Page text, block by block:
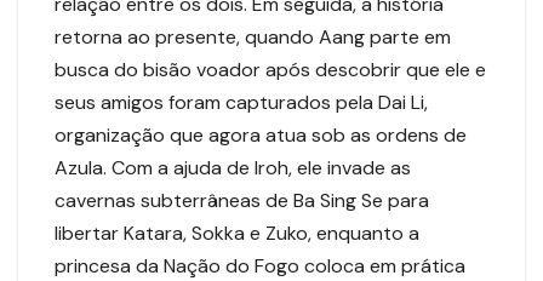
retorna ao presente, quando Aang parte em
busca do bisão voador após descobrir que ele e
seus amigos foram capturados pela Dai Li,
organização que agora atua sob as ordens de
Azula. Com a ajuda de Iroh, ele invade as
cavernas subterrâneas de Ba Sing Se para
libertar Katara, Sokka e Zuko, enquanto a
princesa da Nação do Fogo coloca em prática